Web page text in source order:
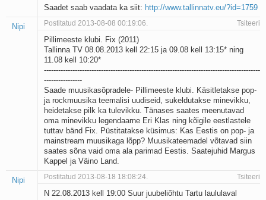
Saadet saab vaadata ka siit: http://www.tallinnatv.eu/?id=1759
Nipi Postitatud 2013-08-08 00:19:06. Tsiteeri
Pillimeeste klubi. Fix (2011)
Tallinna TV 08.08.2013 kell 22:15 ja 09.08 kell 13:15* ning
11.08 kell 10:20*
-------------------------------------------------------------------------------------------
----------------
Saade muusikasõpradele- Pillimeeste klubi. Käsitletakse pop-
ja rockmuusika teemalisi uudiseid, sukeldutakse minevikku,
heidetakse pilk ka tulevikku. Tänases saates meenutavad
oma minevikku legendaarne Eri Klas ning kõigile eestlastele
tuttav bänd Fix. Püstitatakse küsimus: Kas Eestis on pop- ja
mainstream muusikaga lõpp? Muusikateemadel võtavad siin
saates sõna vaid oma ala parimad Eestis. Saatejuhid Margus
Kappel ja Väino Land.
Nipi Postitatud 2013-08-18 18:08:24. Tsiteeri
N 22.08.2013 kell 19:00 Suur juubeliõhtu Tartu laululaval